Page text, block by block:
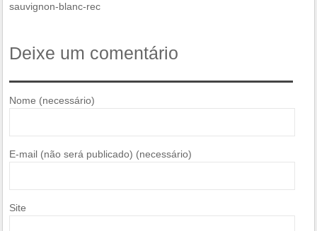
sauvignon-blanc-rec
Deixe um comentário
Nome (necessário)
E-mail (não será publicado) (necessário)
Site